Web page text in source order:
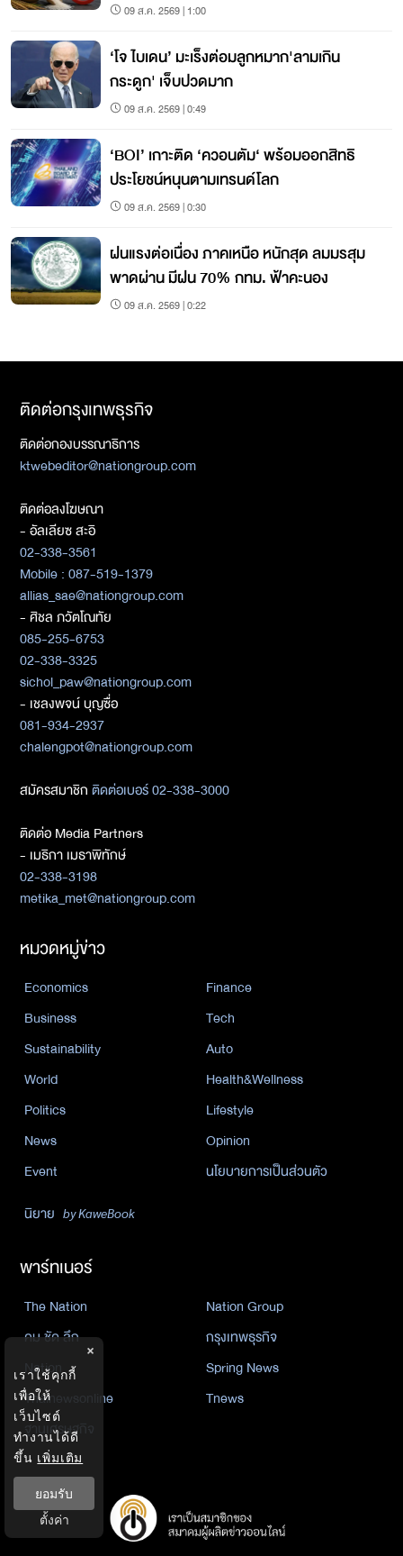
09 ส.ค. 2569 | 1:00
‘โจ ไบเดน’ มะเร็งต่อมลูกหมาก'ลามเกิน
กระดูก' เจ็บปวดมาก
09 ส.ค. 2569 | 0:49
‘BOI’ เกาะติด ‘ควอนตัม‘ พร้อมออกสิทธิ
ประโยชน์หนุนตามเทรนด์โลก
09 ส.ค. 2569 | 0:30
ฝนแรงต่อเนื่อง ภาคเหนือ หนักสุด ลมมรสุม
พาดผ่าน มีฝน 70% กทม. ฟ้าคะนอง
09 ส.ค. 2569 | 0:22
ติดต่อกรุงเทพธุรกิจ
ติดต่อกองบรรณาธิการ
ktwebeditor@nationgroup.com
ติดต่อลงโฆษณา
- อัลเลียซ สะอิ
02-338-3561
Mobile : 087-519-1379
allias_sae@nationgroup.com
- ศิชล ภวัตโณทัย
085-255-6753
02-338-3325
sichol_paw@nationgroup.com
- เชลงพจน์ บุญซื่อ
081-934-2937
chalengpot@nationgroup.com
สมัครสมาชิกติดต่อเบอร์ 02-338-3000
ติดต่อ Media Partners
- เมธิกา เมธาพิทักษ์
02-338-3198
metika_met@nationgroup.com
หมวดหมู่ข่าว
Economics
Finance
Business
Tech
Sustainability
Auto
World
Health&Wellness
Politics
Lifestyle
News
Opinion
Event
นโยบายการเป็นส่วนตัว
นิยาย by KaweBook
พาร์ทเนอร์
The Nation
Nation Group
คม ชัด ลึก
กรุงเทพธุรกิจ
Nation
Spring News
Thainewsonline
Tnews
ฐานเศรษฐกิจ
×
เราใช้คุกกี้
เพื่อให้
เว็บไซต์
ทำงานได้ดี
ขึ้น เพิ่มเติม
ยอมรับ
ตั้งค่า